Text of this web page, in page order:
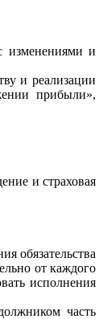
изменениями и
и реализации
прибыли»,
и страховая
обязательства
от каждого
исполнения
часть